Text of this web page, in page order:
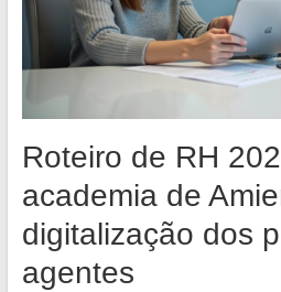
Roteiro de RH
academia de
digitalização dos
agentes